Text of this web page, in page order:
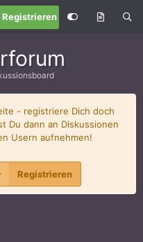
Registrieren
- registriere Dich doch
Du dann an Diskussionen
Usern aufnehmen!
Registrieren